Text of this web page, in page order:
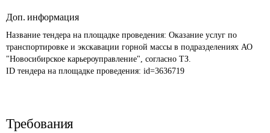
Доп. информация
Название тендера на площадке проведения: Оказание услуг по
транспортировке и экскавации горной массы в подразделениях АО
"Новосибирское карьероуправление", согласно ТЗ.
ID тендера на площадке проведения: id=3636719
Требования